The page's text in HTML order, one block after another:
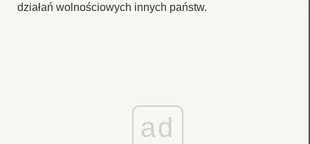
działań wolnościowych innych państw.
ad